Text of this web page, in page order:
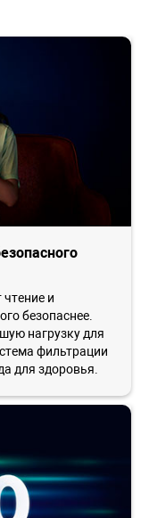
и
безопаснее.
нагрузку для
фильтрации
для здоровья.